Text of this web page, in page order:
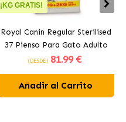
¡KG GRATIS!
Royal Canin Regular Sterilised
37 Pienso Para Gato Adulto
Esterilizado
(DESDE) 81.99 €
Añadir al Carrito